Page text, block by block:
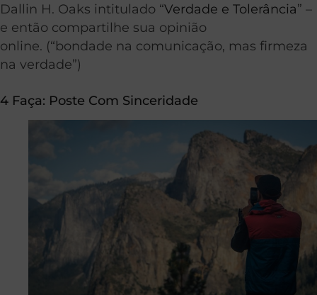
Dallin H. Oaks intitulado “Verdade e Tolerância” –
e então compartilhe sua opinião
online. (“bondade na comunicação, mas firmeza
na verdade”)
4 Faça: Poste Com Sinceridade